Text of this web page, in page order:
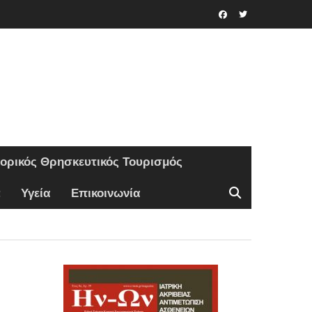
Θρησκευτικός Τουρισμός
Υγεία Επικοινωνία